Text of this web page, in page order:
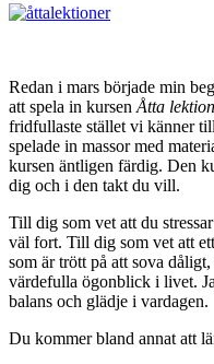
Redan i mars började min
att spela in kursen Åtta
fridfullaste stället vi känner
spelade in massor med
kursen äntligen färdig. Den
dig och i den takt du vill.
Till dig som vet att du
väl fort. Till dig som vet att
som är trött på att sova
värdefulla ögonblick i livet.
balans och glädje i vardagen.
Du kommer bland annat att